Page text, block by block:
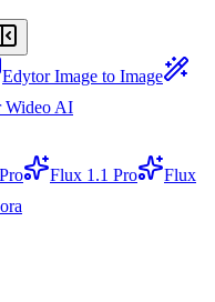
Edytor Image to Image
Wideo AI
Flux 1.1 Pro
Flux